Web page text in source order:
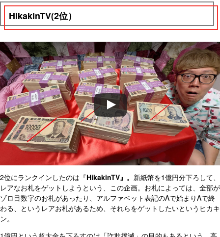
HikakinTV(2位）
2位にランクインしたのは『HikakinTV』。 新紙幣を1億円分下ろして、
レアなお札をゲットしようという、この企画。お札によっては、全部が
ゾロ目数字のお札があったり、アルファベット表記のAで始まりAで終
わる、というレアお札があるため、それらをゲットしたいというヒカキ
ン。